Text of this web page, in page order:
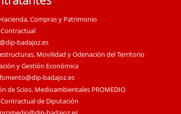
Compras y Patrimonio
badajoz.es
Movilidad y Odenación del Territorio
y Gestión Económica
badajoz.es
de Scios. Medioambientales PROMEDIO
de Diputación